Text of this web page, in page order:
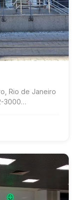
Rio de Janeiro
3000